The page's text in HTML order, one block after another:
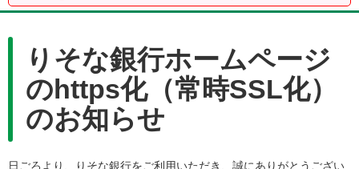
りそな銀行ホームページ
のhttps化（常時SSL化）
のお知らせ
日ごろより、りそな銀行をご利用いただき、誠にありがとうござい